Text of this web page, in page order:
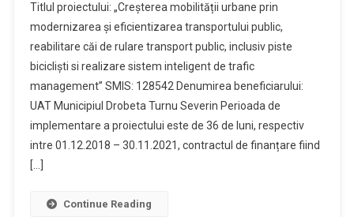
Titlul proiectului: „Creșterea mobilității urbane prin
modernizarea și eficientizarea transportului public,
reabilitare căi de rulare transport public, inclusiv piste
bicicliști si realizare sistem inteligent de trafic
management” SMIS: 128542 Denumirea beneficiarului:
UAT Municipiul Drobeta Turnu Severin Perioada de
implementare a proiectului este de 36 de luni, respectiv
intre 01.12.2018 – 30.11.2021, contractul de finanțare fiind
[…]
Continue Reading